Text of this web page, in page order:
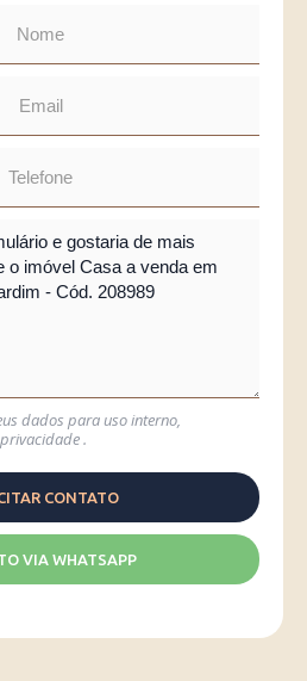
dados para uso interno,
.
VIA WHATSAPP